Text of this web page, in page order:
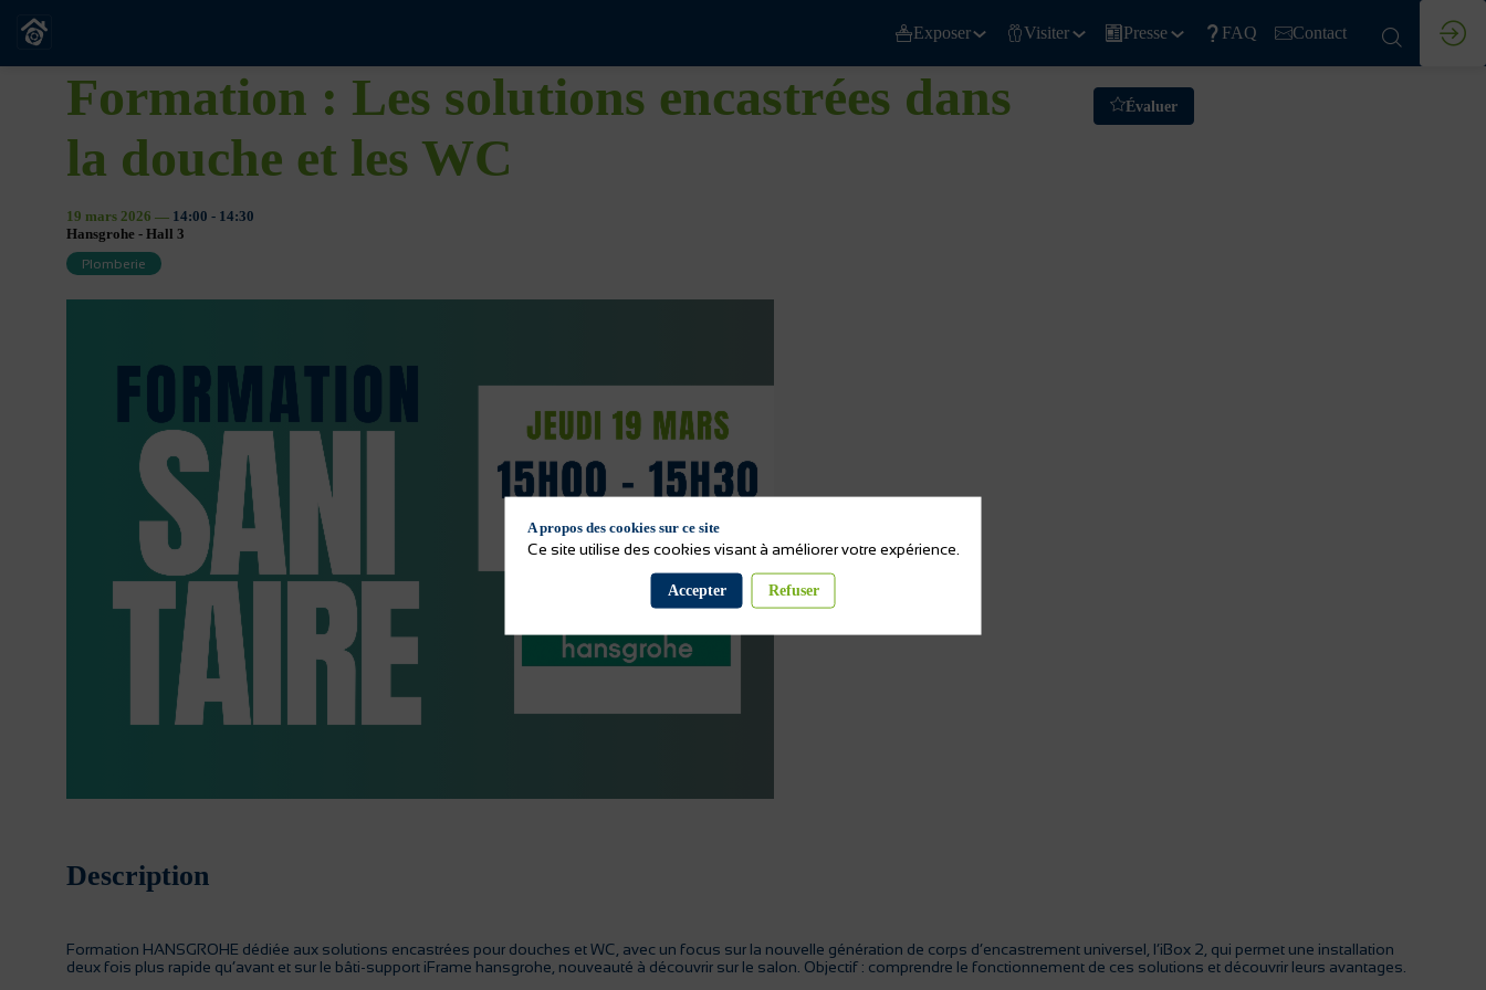
Exposer Visiter Presse FAQ Contact
Évaluer
Formation : Les solutions encastrées dans
la douche et les WC
19 mars 2026 — 14:00 - 14:30
Hansgrohe - Hall 3
Plomberie
Description
Formation HANSGROHE dédiée aux solutions encastrées pour douches et WC, avec un focus sur la nouvelle génération de corps d’encastrement universel, l’iBox 2, qui permet une installation
deux fois plus rapide qu’avant et sur le bâti-support iFrame hansgrohe, nouveauté à découvrir sur le salon. Objectif : comprendre le fonctionnement de ces solutions et découvrir leurs avantages.
A propos des cookies sur ce site
Ce site utilise des cookies visant à améliorer votre expérience.
Accepter Refuser